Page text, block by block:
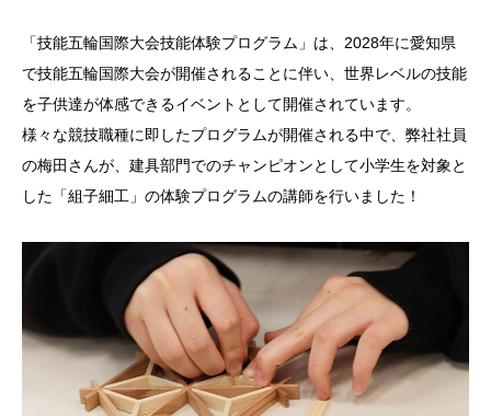
「技能五輪国際大会技能体験プログラム」は、2028年に愛知県
で技能五輪国際大会が開催されることに伴い、世界レベルの技能
を子供達が体感できるイベントとして開催されています。
様々な競技職種に即したプログラムが開催される中で、弊社社員
の梅田さんが、建具部門でのチャンピオンとして小学生を対象と
した「組子細工」の体験プログラムの講師を行いました！